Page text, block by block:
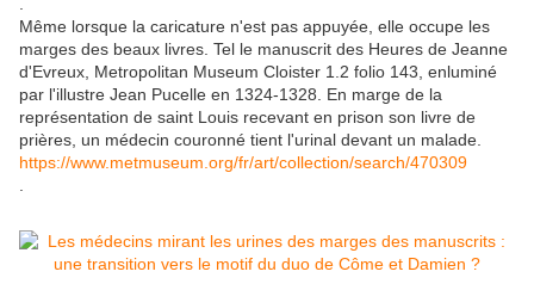
Même lorsque la caricature n'est pas appuyée, elle occupe les
marges des beaux livres. Tel le manuscrit des Heures de Jeanne
d'Evreux, Metropolitan Museum Cloister 1.2 folio 143, enluminé
par l'illustre Jean Pucelle en 1324-1328. En marge de la
représentation de saint Louis recevant en prison son livre de
prières, un médecin couronné tient l'urinal devant un malade.
https://www.metmuseum.org/fr/art/collection/search/470309